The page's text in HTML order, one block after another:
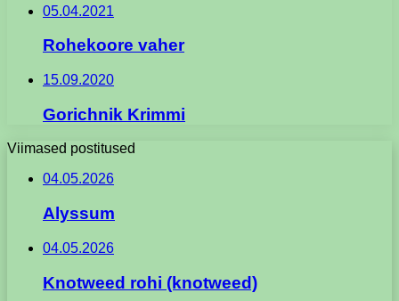
05.04.2021
Rohekoore vaher
15.09.2020
Gorichnik Krimmi
Viimased postitused
04.05.2026
Alyssum
04.05.2026
Knotweed rohi (knotweed)